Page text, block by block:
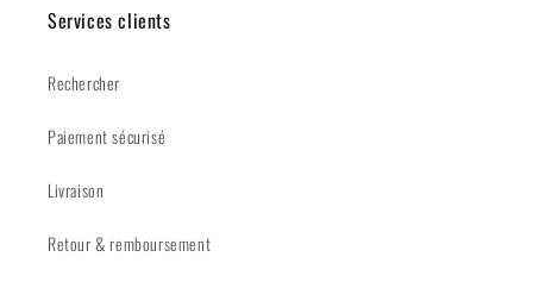
Services clients
Rechercher
Paiement sécurisé
Livraison
Retour & remboursement